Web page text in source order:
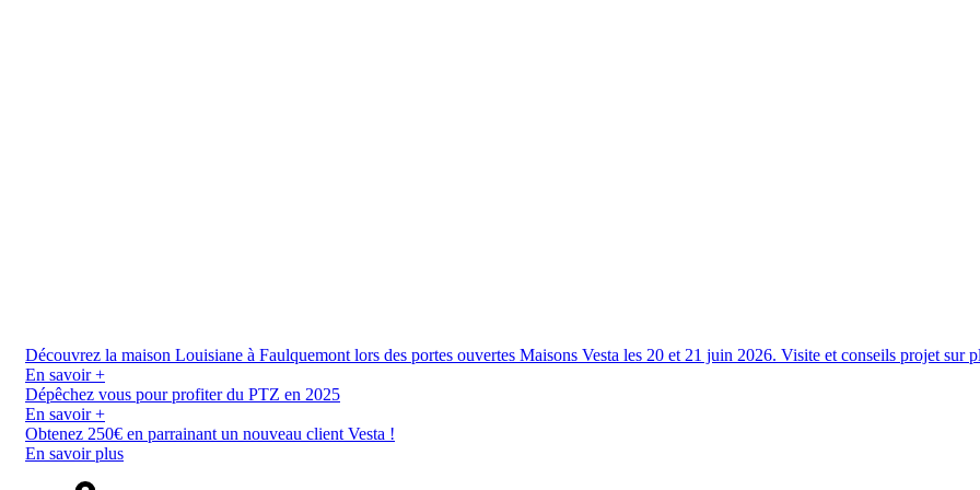
Découvrez la maison Louisiane à Faulquemont lors des portes ouvertes Maisons Vesta les 20 et 21 juin 2026. Visite et conseils projet sur
En savoir +
Dépêchez vous pour profiter du PTZ en 2025
En savoir +
Obtenez 250€ en parrainant un nouveau client Vesta !
En savoir plus